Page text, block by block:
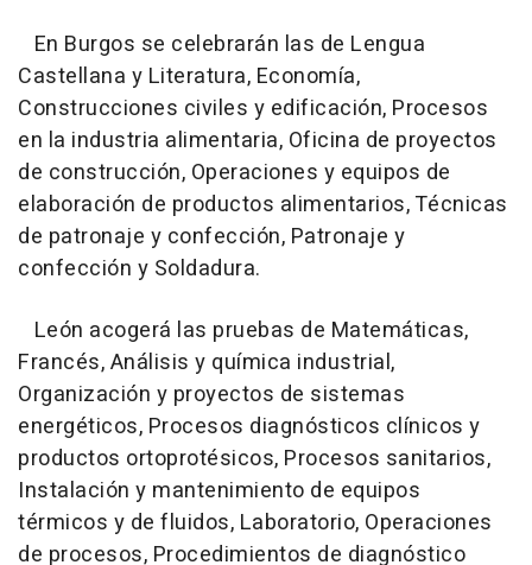
En Burgos se celebrarán las de Lengua
Castellana y Literatura, Economía,
Construcciones civiles y edificación, Procesos
en la industria alimentaria, Oficina de proyectos
de construcción, Operaciones y equipos de
elaboración de productos alimentarios, Técnicas
de patronaje y confección, Patronaje y
confección y Soldadura.
León acogerá las pruebas de Matemáticas,
Francés, Análisis y química industrial,
Organización y proyectos de sistemas
energéticos, Procesos diagnósticos clínicos y
productos ortoprotésicos, Procesos sanitarios,
Instalación y mantenimiento de equipos
térmicos y de fluidos, Laboratorio, Operaciones
de procesos, Procedimientos de diagnóstico